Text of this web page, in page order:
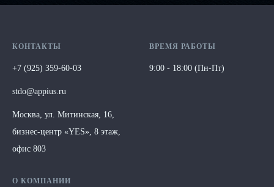
КОНТАКТЫ
+7 (925) 359-60-03
stdo@appius.ru
Москва, ул. Митинская, 16,
бизнес-центр «YES», 8 этаж,
офис 803
ВРЕМЯ РАБОТЫ
9:00 - 18:00 (Пн-Пт)
О КОМПАНИИ